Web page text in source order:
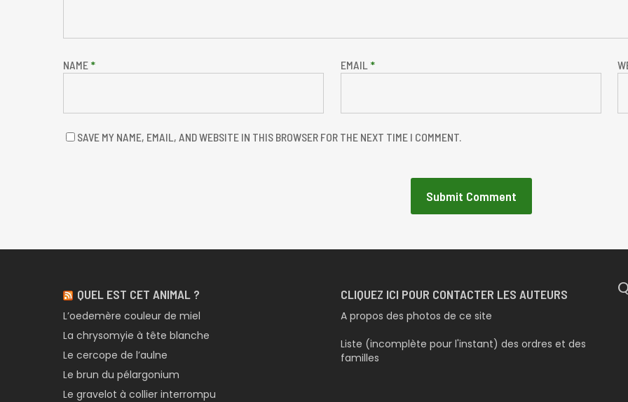
NAME * EMAIL *
SAVE MY NAME, EMAIL, AND WEBSITE IN THIS BROWSER FOR THE NEXT TIME I COMMENT.
QUEL EST CET ANIMAL ?
L’oedemère couleur de miel
La chrysomyie à tête blanche
Le cercope de l’aulne
Le brun du pélargonium
Le gravelot à collier interrompu
CLIQUEZ ICI POUR CONTACTER LES AUTEURS
A propos des photos de ce site
Liste (incomplète pour l'instant) des ordres et des
familles